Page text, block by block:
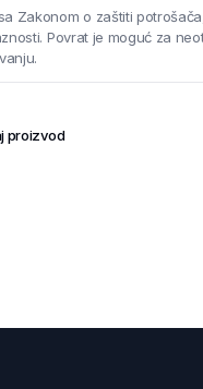
Zakonom o zaštiti
Povrat je moguć za
proizvod